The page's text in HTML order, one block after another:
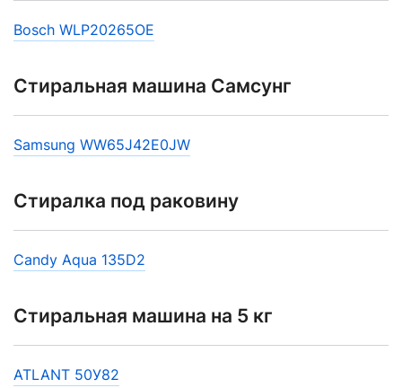
Bosch WLP20265OE
Стиральная машина Самсунг
Samsung WW65J42E0JW
Стиралка под раковину
Candy Aqua 135D2
Стиральная машина на 5 кг
ATLANT 50У82